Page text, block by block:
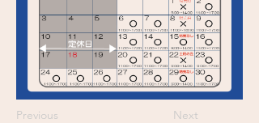
Previous Next